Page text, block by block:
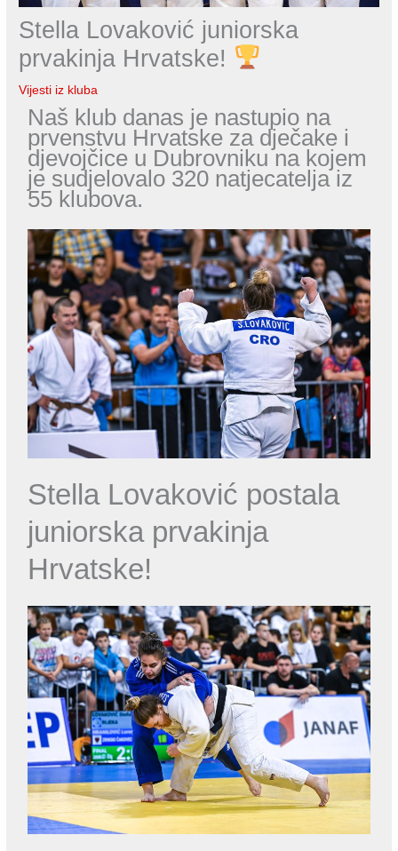
Stella Lovaković juniorska
prvakinja Hrvatske!
Vijesti iz kluba
Naš klub danas je nastupio na
prvenstvu Hrvatske za dječake i
djevojčice u Dubrovniku na kojem
je sudjelovalo 320 natjecatelja iz
55 klubova.
Stella Lovaković postala
juniorska prvakinja
Hrvatske!